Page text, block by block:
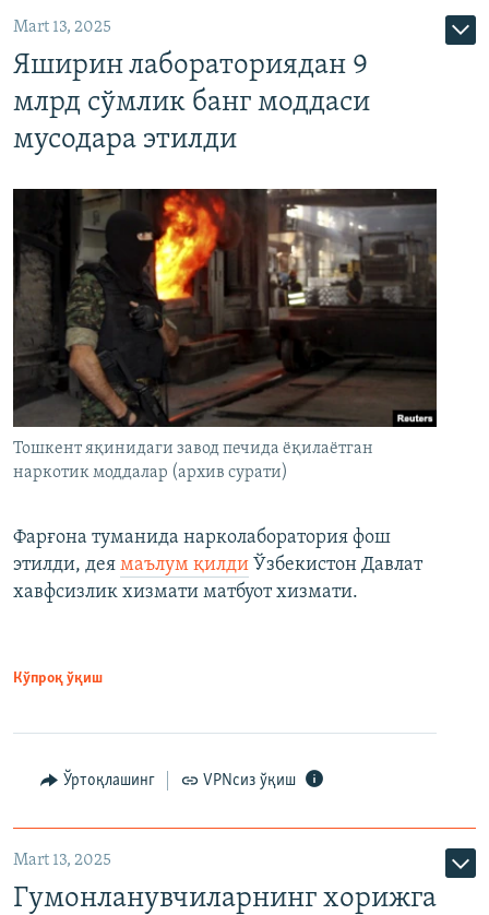
Mart 13, 2025
Яширин лабораториядан 9
млрд сўмлик банг моддаси
мусодара этилди
Тошкент яқинидаги завод печида ёқилаётган
наркотик моддалар (архив сурати)
Фарғона туманида нарколаборатория фош
этилди, дея маълум қилди Ўзбекистон Давлат
хавфсизлик хизмати матбуот хизмати.
Кўпроқ ўқиш
Ўртоқлашинг VPNсиз ўқиш
Mart 13, 2025
Гумонланувчиларнинг хорижга